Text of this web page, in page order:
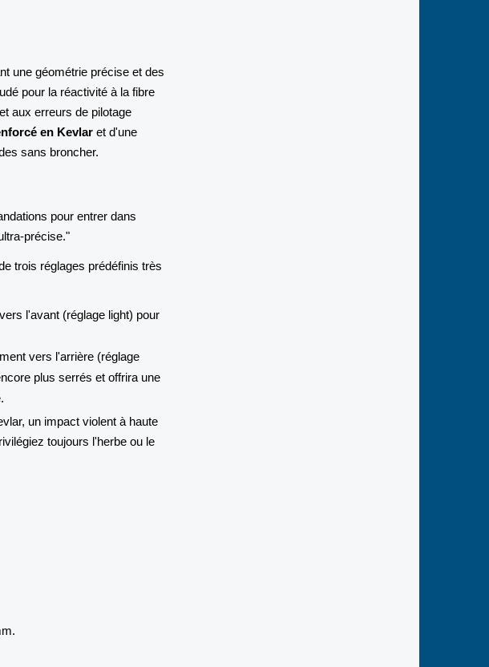
une géométrie précise et des
pour la réactivité à la fibre
aux erreurs de pilotage
en Kevlar et d'une
sans broncher.
pour entrer dans
précise."
trois réglages prédéfinis très
l'avant (réglage light) pour
vers l'arrière (réglage
plus serrés et offrira une
un impact violent à haute
toujours l'herbe ou le